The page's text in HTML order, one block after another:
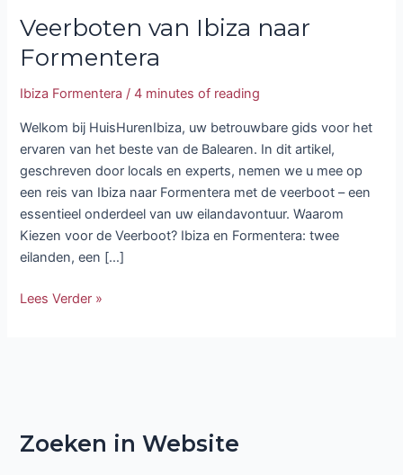
Veerboten van Ibiza naar
Formentera
Ibiza Formentera /4 minutes of reading
Welkom bij HuisHurenIbiza, uw betrouwbare gids voor het
ervaren van het beste van de Balearen. In dit artikel,
geschreven door locals en experts, nemen we u mee op
een reis van Ibiza naar Formentera met de veerboot – een
essentieel onderdeel van uw eilandavontuur. Waarom
Kiezen voor de Veerboot? Ibiza en Formentera: twee
eilanden, een […]
Lees Verder »
Zoeken in Website